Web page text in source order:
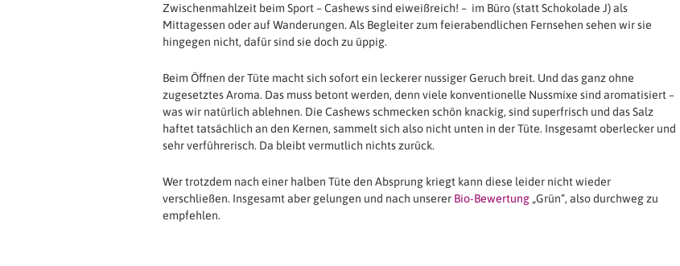
Zwischenmahlzeit beim Sport – Cashews sind eiweißreich! – im Büro (statt Schokolade J) als
Mittagessen oder auf Wanderungen. Als Begleiter zum feierabendlichen Fernsehen sehen wir sie
hingegen nicht, dafür sind sie doch zu üppig.
Beim Öffnen der Tüte macht sich sofort ein leckerer nussiger Geruch breit. Und das ganz ohne
zugesetztes Aroma. Das muss betont werden, denn viele konventionelle Nussmixe sind aromatisiert –
was wir natürlich ablehnen. Die Cashews schmecken schön knackig, sind superfrisch und das Salz
haftet tatsächlich an den Kernen, sammelt sich also nicht unten in der Tüte. Insgesamt oberlecker und
sehr verführerisch. Da bleibt vermutlich nichts zurück.
Wer trotzdem nach einer halben Tüte den Absprung kriegt kann diese leider nicht wieder
verschließen. Insgesamt aber gelungen und nach unserer Bio-Bewertung „Grün“, also durchweg zu
empfehlen.